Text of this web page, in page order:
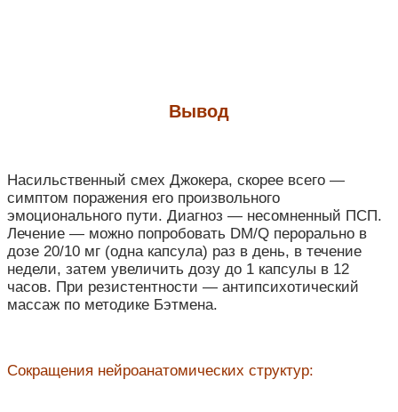
Вывод
Насильственный смех Джокера, скорее всего —
симптом поражения его произвольного
эмоционального пути. Диагноз — несомненный ПСП.
Лечение — можно попробовать DM/Q перорально в
дозе 20/10 мг (одна капсула) раз в день, в течение
недели, затем увеличить дозу до 1 капсулы в 12
часов. При резистентности — антипсихотический
массаж по методике Бэтмена.
Сокращения нейроанатомических структур: